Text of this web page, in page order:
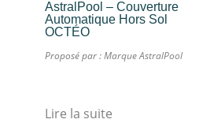
AstralPool – Couverture
Automatique Hors Sol
OCTÉO
Proposé par :Marque AstralPool
Lire la suite